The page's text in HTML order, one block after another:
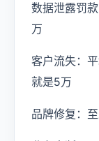
数据泄露罚
万
客户流失：
就是5万
品牌修复：